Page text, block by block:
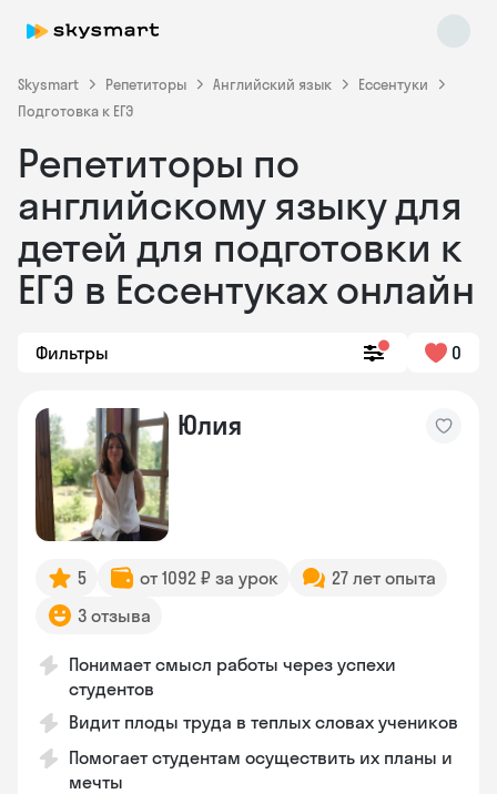
Skysmart Репетиторы Английский язык
Ессентуки
Подготовка к ЕГЭ
Репетиторы по
английскому языку для
детей для подготовки к
ЕГЭ в Ессентуках онлайн
Фильтры 0
Юлия
5 от 1092 ₽ за урок
27 лет опыта
3 отзыва
Понимает смысл работы через успехи
студентов
Видит плоды труда в теплых словах учеников
Помогает студентам осуществить их планы и
мечты
Skysmart Chat